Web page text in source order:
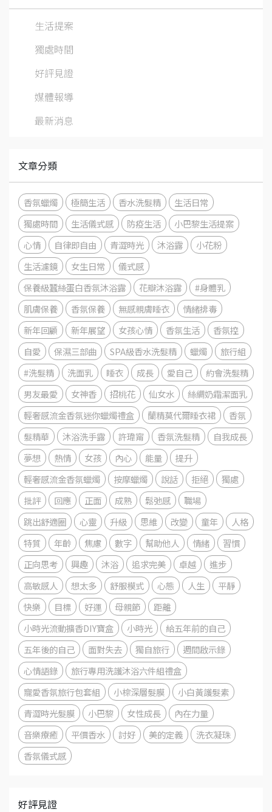
生活提案
獨處時間
好評見證
媒體報導
最新消息
文章分類
香氛蠟燭 極簡生活 香水洗髮精
生活日常
獨處時間
生活儀式感 防疫生活
小巴黎生活提案
心情
自律即自由 青澀時光 沐浴露
小花粉
生活濾鏡
女生日常
儀式感
保養級蠶絲蛋白香氛沐浴露
花瓣沐浴露
#身體乳
肌膚保養
香氛保養 無感親膚睡衣
情緒排毒
新年回顧
新年展望 女孩心情 香氛生活
香氛控
自愛
保濕三部曲 SPA級香水洗髮精 蠟燭
旅行組
#洗髮精
洗面乳 睡衣 成長 愛自己
約會洗髮精
男友最愛
女神香 招桃花 仙女水
絲綢奶霜潔面乳
輕奢感流金香氛迷你蠟燭禮盒
蘭精莫代爾睡衣裙
香氛
髮精華
沐浴洗手露 許瑋甯 香氛洗髮精
自我成長
夢想
熱情 女孩 內心 能量
提升
輕奢感流金香氛蠟燭
按摩蠟燭 說話 拒絕
獨處
批評
回應 正面 成熟 鬆弛感
職場
跳出舒適圈
心靈 升級 思維 改變 童年
人格
特質
年齡 焦慮 數字 幫助他人 情緒
習慣
正向思考
興趣 沐浴 追求完美 卓越
進步
高敏感人
想太多 舒服模式 心態 人生
平靜
快樂
目標 好運 母親節
距離
小時光流動擴香DIY寶盒
小時光
給五年前的自己
五年後的自己
面對失去 獨自旅行
週間啟示錄
心情語錄
旅行專用洗護沐浴六件組禮盒
寵愛香氛旅行包套組
小棕深層髮膜
小白黃護髮素
青澀時光髮膜
小巴黎 女性成長
內在力量
音樂療癒
平價香水 討好 美的定義
洗衣凝珠
香氛儀式感
好評見證